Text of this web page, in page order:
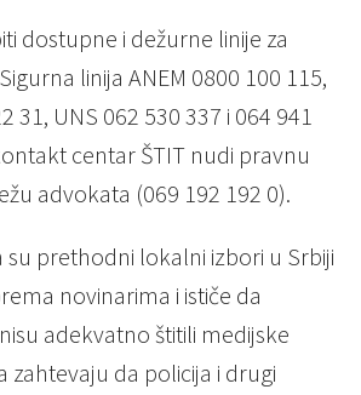
dostupne i dežurne linije za
linija ANEM 0800 100 115,
31, UNS 062 530 337 i 064 941
centar ŠTIT nudi pravnu
advokata (069 192 192 0).
su prethodni lokalni izbori u Srbiji
novinarima i ističe da
adekvatno štitili medijske
zahtevaju da policija i drugi